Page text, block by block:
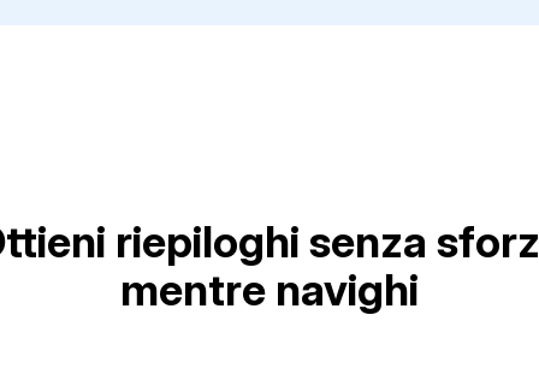
riepiloghi senza
mentre navighi